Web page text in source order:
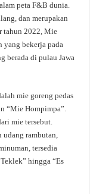
peta F&B dunia.
dan merupakan
tahun 2022, Mie
yang bekerja pada
berada di pulau Jawa
mie goreng pedas
“Mie Hompimpa”.
mie tersebut.
udang rambutan,
tersedia
hingga “Es